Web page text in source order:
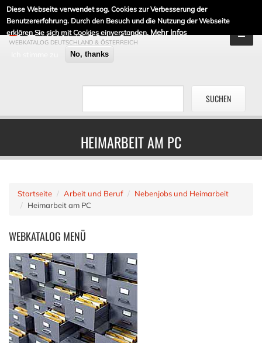
Diese Webseite verwendet sog. Cookies zur Verbesserung der
Benutzererfahrung. Durch den Besuch und die Nutzung der Webseite
erklären Sie sich mit Cookies einverstanden. Mehr Infos
No, thanks
DE-LINKLISTE.DE
WEBKATALOG DEUTSCHLAND & ÖSTERREICH
HEIMARBEIT AM PC
Startseite Arbeit und Beruf
Nebenjobs und Heimarbeit
Heimarbeit am PC
WEBKATALOG MENÜ